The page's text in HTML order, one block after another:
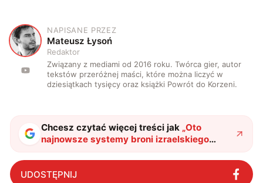
M
NAPISANE PRZEZ
Mateusz Łysoń
Redaktor
Związany z mediami od 2016 roku. Twórca gier, autor
tekstów przeróżnej maści, które można liczyć w
dziesiątkach tysięcy oraz książki Powrót do Korzeni.
Chcesz czytać więcej treści jak „Oto
najnowsze systemy broni izraelskiego
przemysłu zbrojeniowego. To przykłady
“najnowocześniejszych technologii”"?
UDOSTĘPNIJ